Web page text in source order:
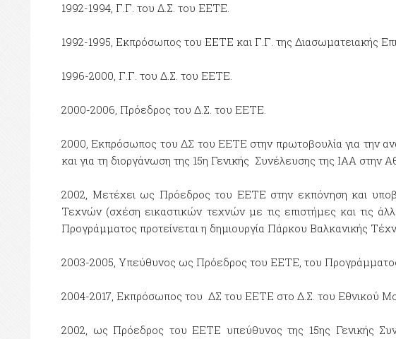
1992-1994, Γ.Γ. του Δ.Σ. του ΕΕΤΕ.
1992-1995, Εκπρόσωπος του ΕΕΤΕ και Γ.Γ. της Διασωματειακής
1996-2000, Γ.Γ. του Δ.Σ. του ΕΕΤΕ.
2000-2006, Πρόεδρος του Δ.Σ. του ΕΕΤΕ.
2000, Εκπρόσωπος του ΔΣ του ΕΕΤΕ στην πρωτοβουλία για
και για τη διοργάνωση της 15η Γενικής Συνέλευσης της ΙΑΑ στην
2002, Μετέχει ως Πρόεδρος του ΕΕΤΕ στην εκπόνηση και
Τεχνών (σχέση εικαστικών τεχνών με τις επιστήμες και τις
Προγράμματος προτείνεται η δημιουργία Πάρκου Βαλκανικής
2003-2005, Υπεύθυνος ως Πρόεδρος του ΕΕΤΕ, του
2004-2017, Εκπρόσωπος του ΔΣ του ΕΕΤΕ στο Δ.Σ. του Εθνικού
2002, ως Πρόεδρος του ΕΕΤΕ υπεύθυνος της 15ης Γενικής